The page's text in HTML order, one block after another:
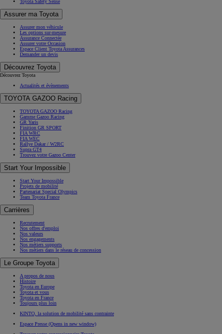
Assurer ma Toyota
Assurer mon véhicule
Les options sur-mesure
Assurance Connectée
Assurer votre Occasion
Espace Client Toyota Assurances
Demander un devis
Découvrez Toyota
Découvrez Toyota
Actualités et évènements
TOYOTA GAZOO Racing
TOYOTA GAZOO Racing
Gamme Gazoo Racing
GR Yaris
Finition GR SPORT
FIA WRC
FIA WEC
Rallye Dakar / W2RC
Supra GT4
Trouvez votre Gazoo Center
Start Your Impossible
Start Your Impossible
Projets de mobilité
Partenariat Special Olympics
Team Toyota France
Carrières
Recrutement
Nos offres d'emploi
Nos valeurs
Nos engagements
Nos métiers supports
Nos métiers dans le réseau de concession
Le Groupe Toyota
A propos de nous
Histoire
Toyota en Europe
Toyota et vous
Toyota en France
Toujours plus loin
KINTO, la solution de mobilité sans contrainte
Espace Presse (Opens in new window)